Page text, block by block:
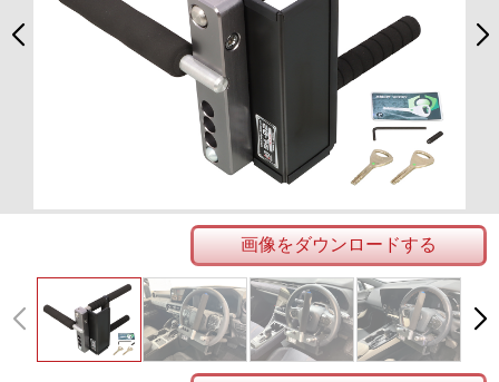
画像をダウンロードする